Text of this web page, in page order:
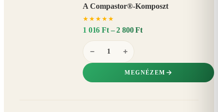
A Compastor®-Komposzt
★ ★ ★ ★ ★
1 016 Ft – 2 800 Ft
− +
MEGNÉZEM